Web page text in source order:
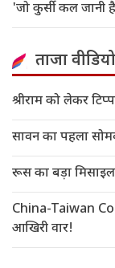
'जो कुर्सी कल जानी
ताजा वीडियो
श्रीराम को लेकर
सावन का पहला
रूस का बड़ा
China-Taiwan
आखिरी वार!